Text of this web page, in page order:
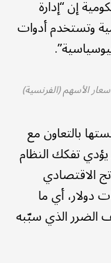
إن “إدارة
وتستخدم أدوات
الأسهم (الفرنسية)
بالتعاون مع
تفكك النظام
الاقتصادي
دولار و5.7 تريليونات دولار، أي ما
الضرر الذي سبّبه